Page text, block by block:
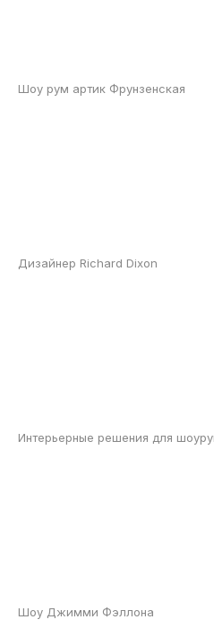
Шоу рум артик Фрунзенская
Дизайнер Richard Dixon
Интерьерные решения для
Шоу Джимми Фэллона